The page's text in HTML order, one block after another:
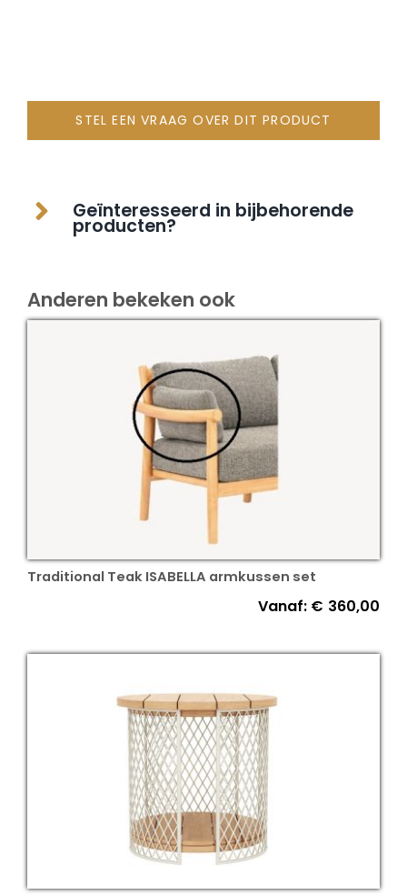
STEL EEN VRAAG OVER DIT PRODUCT
Geïnteresseerd in bijbehorende
producten?
Anderen bekeken ook
Traditional Teak ISABELLA armkussen set
Vanaf: € 360,00